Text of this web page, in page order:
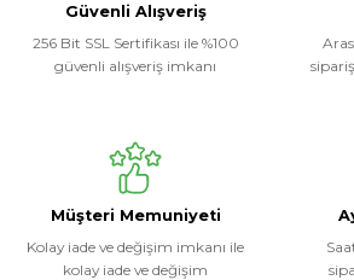
Güvenli Alışveriş
256 Bit SSL Sertifikası ile %100
güvenli alışveriş imkanı
Müşteri Memuniyeti
Kolay iade ve değişim imkanı ile
kolay iade ve değişim